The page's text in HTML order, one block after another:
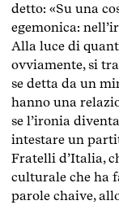
detto: «Su una
egemonica:
Alla luce di
ovviamente, si
se detta da un
hanno una
se l’ironia
intestare un
Fratelli d’Italia,
culturale che ha
parole chaive,